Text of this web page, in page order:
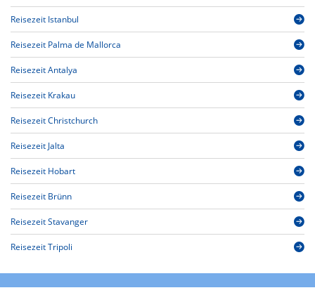
Reisezeit Istanbul
Reisezeit Palma de Mallorca
Reisezeit Antalya
Reisezeit Krakau
Reisezeit Christchurch
Reisezeit Jalta
Reisezeit Hobart
Reisezeit Brünn
Reisezeit Stavanger
Reisezeit Tripoli